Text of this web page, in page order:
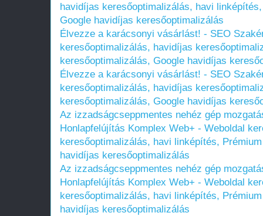
havidíjas keresőoptimalizálás, havi
Google havidíjas keresőoptimalizálás
Élvezze a karácsonyi vásárlást! - SEO
keresőoptimalizálás, havidíjas
keresőoptimalizálás, Google havidíjas
Élvezze a karácsonyi vásárlást! - SEO
keresőoptimalizálás, havidíjas
keresőoptimalizálás, Google havidíjas
Az izzadságcseppmentes nehéz gép
Honlapfelújítás Komplex Web+ - Weboldal
keresőoptimalizálás, havi linképítés,
havidíjas keresőoptimalizálás
Az izzadságcseppmentes nehéz gép
Honlapfelújítás Komplex Web+ - Weboldal
keresőoptimalizálás, havi linképítés,
havidíjas keresőoptimalizálás